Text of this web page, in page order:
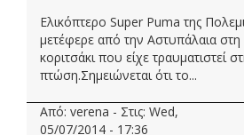
Ελικόπτερο Super Puma της
μετέφερε από την Αστυπάλαια
κοριτσάκι που είχε τραυματιστεί
πτώση.Σημειώνεται ότι το...
Από: verena - Στις: Wed,
05/07/2014 - 17:36